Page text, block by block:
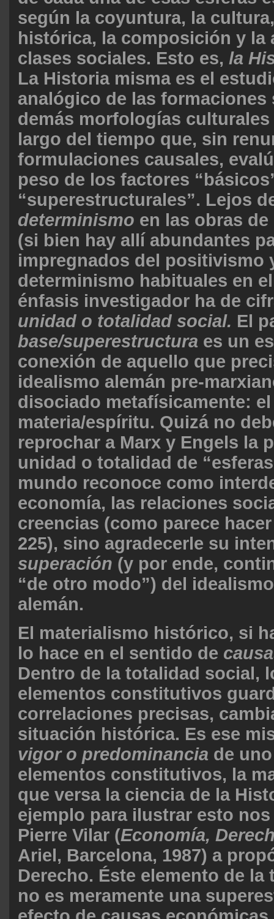
según la coyuntura, la
histórica, la composición y la
clases sociales. Esto es, la
La Historia misma es el
analógico de las formaciones
demás morfologías
largo del tiempo que, sin
formulaciones causales,
peso de los factores
“superestructurales”. Lejos
determinismo en las obras
(si bien hay allí abundantes
impregnados del positivismo
determinismo habituales en
énfasis investigador ha de
unidad o totalidad social. El
base/superestructura es un
conexión de aquello que
idealismo alemán pre-
disociado metafísicamente:
materia/espíritu. Quizá no
reprochar a Marx y Engels la
unidad o totalidad de
mundo reconoce como
economía, las relaciones
creencias (como parece
225), sino agradecerle su
superación (y por ende,
“de otro modo”) del
alemán.
El materialismo histórico, si
lo hace en el sentido de
Dentro de la totalidad social,
elementos constitutivos
correlaciones precisas,
situación histórica. Es ese
vigor o predominancia de
elementos constitutivos, la
que versa la ciencia de la
ejemplo para ilustrar esto
Pierre Vilar (Economía,
Ariel, Barcelona, 1987) a
Derecho. Éste elemento de
no es meramente una